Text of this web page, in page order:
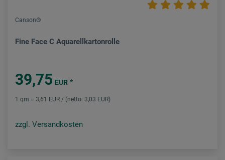
Canson®
Fine Face C Aquarellkartonrolle
39,75 EUR *
1 qm = 3,61 EUR / (netto: 3,03 EUR)
zzgl. Versandkosten